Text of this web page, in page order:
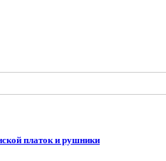
платок и рушники